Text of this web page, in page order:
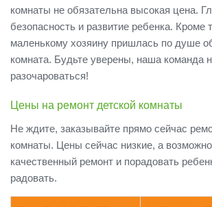
комнаты не обязательна высокая цена.
безопасность и развитие ребенка. Кроме
маленькому хозяину пришлась по душе
комната. Будьте уверены, наша команда
разочароваться!
Цены на ремонт детской комнаты
Не ждите, заказывайте прямо сейчас
комнаты. Цены сейчас низкие, а
качественный ремонт и порадовать
радовать.